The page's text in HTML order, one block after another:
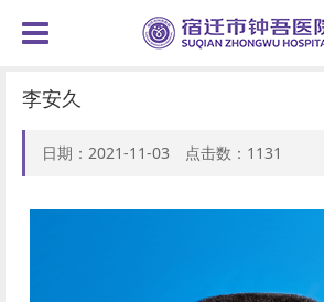
李安久
日期：2021-11-03 点击数： 1131